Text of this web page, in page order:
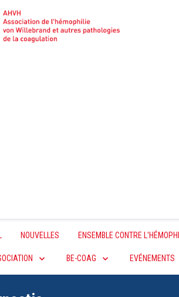
NOUVELLES ENSEMBLE CONTRE
BE-COAG EVÉNEMENTS